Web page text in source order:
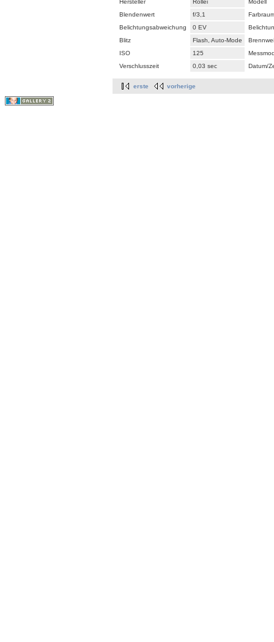
Hersteller
Rollei
Modell
Blendenwert
f/3,1
Belichtungsabweichung
0 EV
Blitz
Flash, Auto-Mode
ISO
125
Verschlusszeit
0,03 sec Datum/
erste vorherige